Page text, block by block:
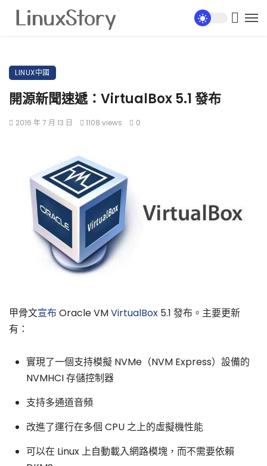
LINUX中國
開源新聞速遞：VirtualBox 5.1 發布
2016 年 7 月 13 日 1108 views 0
甲骨文宣布 Oracle VMVirtualBox 5.1 發布。主要更新
有：
實現了一個支持模擬 NVMe（NVM Express）設備的
NVMHCI 存儲控制器
支持多通道音頻
改進了運行在多個 CPU 之上的虛擬機性能
可以在 Linux 上自動載入網路模塊，而不需要依賴